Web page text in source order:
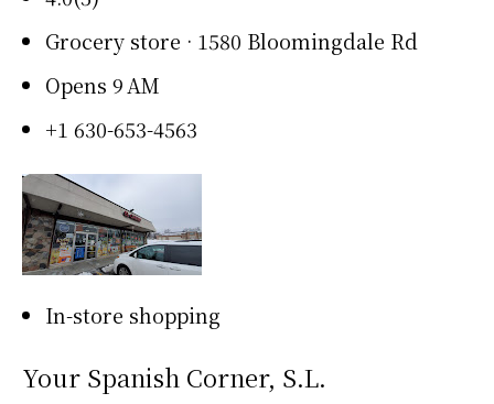
Grocery store · 1580 Bloomingdale Rd
Opens 9 AM
+1 630-653-4563
In-store shopping
Your Spanish Corner, S.L.